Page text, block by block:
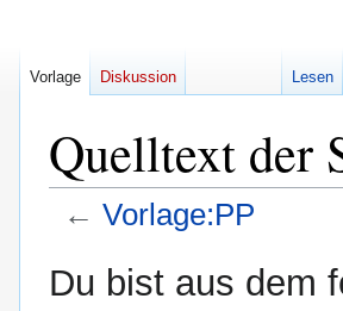
Quelltext der
← Vorlage:PP
Navigation
Suche
Du bist aus dem
Vorlage Diskussion Lesen